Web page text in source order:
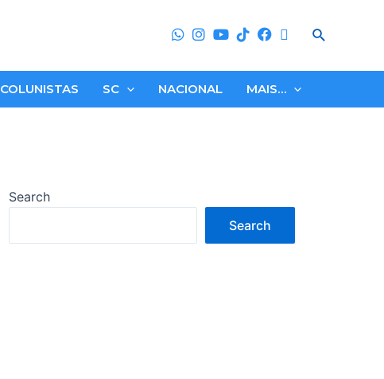
Search
COLUNISTAS SC NACIONAL MAIS…
Search
Search